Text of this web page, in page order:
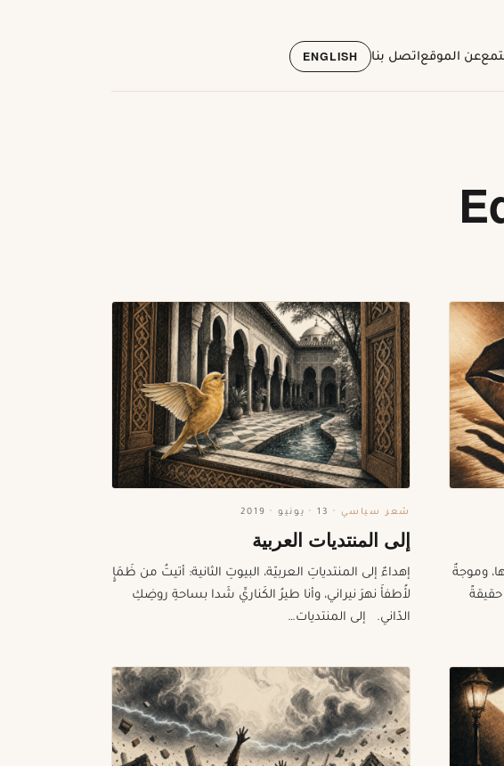
عن الموقعاتصل بنا ENGLISH
وموجةٌ
شعر سياسي· 13 · يونيو · 2019
إلى المنتديات العربية
إهداءٌ إلى المنتدياتِ العربيّة، البيوتِ الثانية: أتيتُ من ظَمَإٍ
لأُطفأَ نهرَ نيراني، وأنا طيرُ الكَناريِّ شَدا بساحةِ روضِكِ
الدّاني. إلى المنتديات…